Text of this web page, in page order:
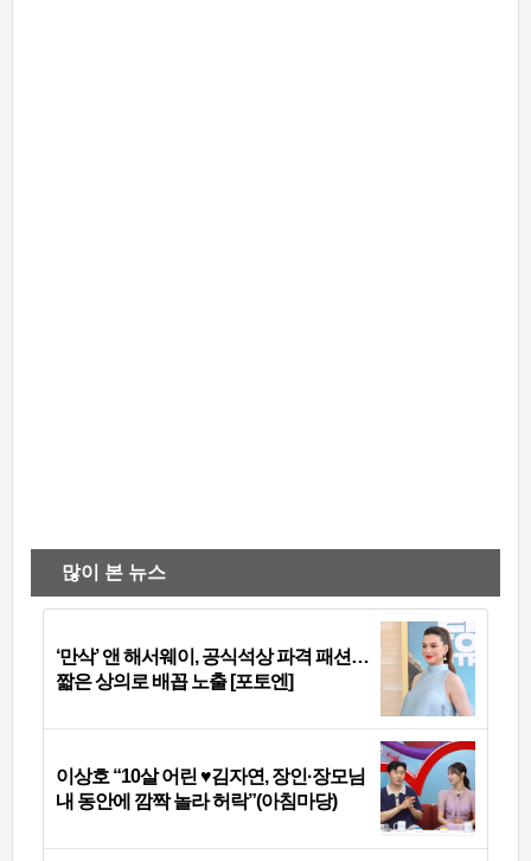
많이 본 뉴스
‘만삭’ 앤 해서웨이, 공식석상 파격 패션…
짧은 상의로 배꼽 노출 [포토엔]
이상호 “10살 어린 ♥김자연, 장인·장모님
내 동안에 깜짝 놀라 허락”(아침마당)